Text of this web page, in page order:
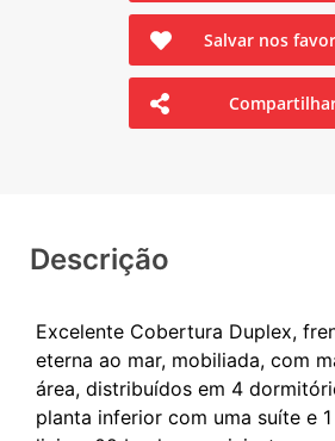
Salvar nos
Descrição
Excelente Cobertura Duplex,
eterna ao mar, mobiliada, com
área, distribuídos em 4
planta inferior com uma suíte e